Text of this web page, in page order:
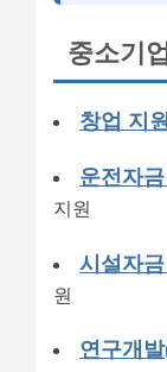
중소기
창업 지
운전자
지원
시설자
원
연구개